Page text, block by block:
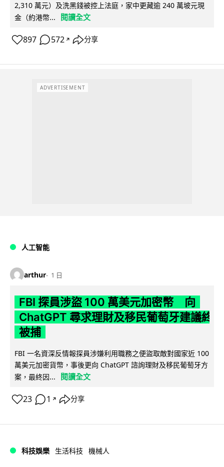
2,310 萬元）及洗黑錢被控上法庭，家中更藏逾 240 萬坡元現
金（約港幣...
閱讀全文
897 572 ↗ 分享
ADVERTISEMENT
人工智能
arthur 1 日
FBI 探員涉盜 100 萬美元加密幣 向
ChatGPT 尋求理財及移民葡萄牙建議終
被捕
FBI 一名資深反情報探員涉嫌利用職務之便盜取敵對國家近 100
萬美元加密貨幣，事後更向 ChatGPT 諮詢理財及移民葡萄牙方
案，最終因...
閱讀全文
23 1 ↗ 分享
科技娛樂 生活科技 機械人